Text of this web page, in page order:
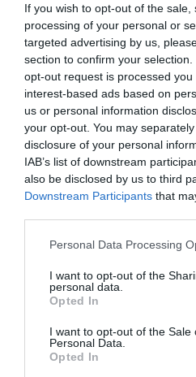
If you wish to opt-out of the
processing of your personal or
targeted advertising by us,
section to confirm your
opt-out request is processed
interest-based ads based on
us or personal information
your opt-out. You may
disclosure of your personal
IAB’s list of downstream
also be disclosed by us to third
Downstream Participants that
Personal Data Processing
I want to opt-out of the
personal data.
Opted In
I want to opt-out of the Sale
Personal Data.
Opted In
registrato con il reale
46% dei casi i proprietari
inferiore, il 39% delle
totalmente in nero,
del contratto. Il sindacato
fiscale di 1,1, miliardi di
“Sopratutto tra gli
timore quasi reverenziale
Non vogliono inimicarseli
cacciati. Credo
spingeranno molti a
situazioni: un
nero, dopo la denuncia e
contratto verrebbe a